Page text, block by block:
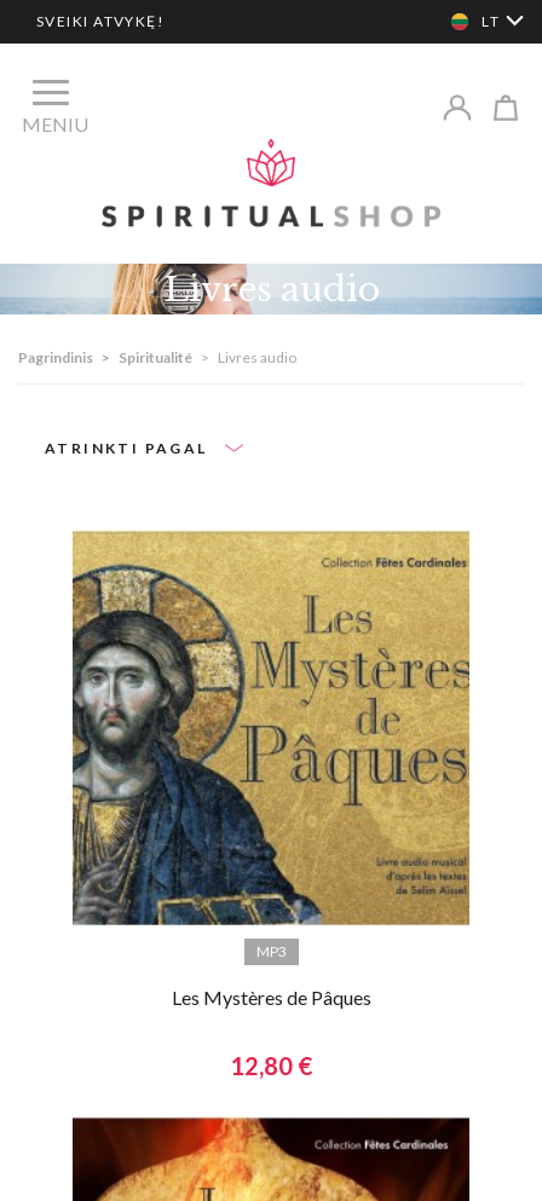
SVEIKI ATVYKĘ! LT
MENIU
Livres audio
Pagrindinis > Spiritualité > Livres audio
ATRINKTI PAGAL
MP3
Les Mystères de Pâques
12,80 €